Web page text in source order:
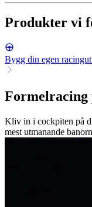
Produkter vi
Bygg din egen
Formelracing
Kliv in i cockpiten på
mest utmanande